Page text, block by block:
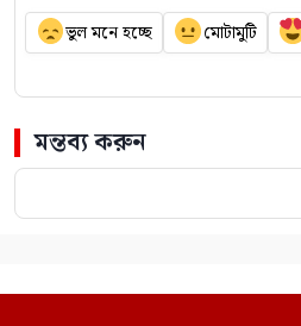
ভুল মনে হচ্ছে মোটামুটি
মন্তব্য করুন